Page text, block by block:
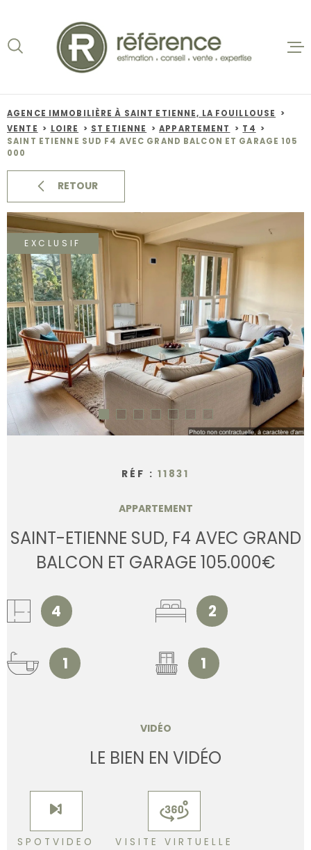
la
recherche
menu
principal
contenu
ACCUEIL
VENTES
BIENS
NOS
ALERTE
CONTACT
AGENCE IMMOBILIÈRE À SAINT ETIENNE, LA FOUILLOUSE
VENTE
LOIRE ST ETIENNE APPARTEMENT
T4
SAINT ETIENNE SUD F4 AVEC GRAND BALCON ET GARAGE 105
000
RETOUR
EXCLUSIF
RÉF :11831
APPARTEMENT
SAINT-ETIENNE SUD, F4 AVEC GRAND
BALCON ET GARAGE 105.000€
4 2
1 1
VIDÉO
LE BIEN EN VIDÉO
SPOTVIDEO VISITE VIRTUELLE